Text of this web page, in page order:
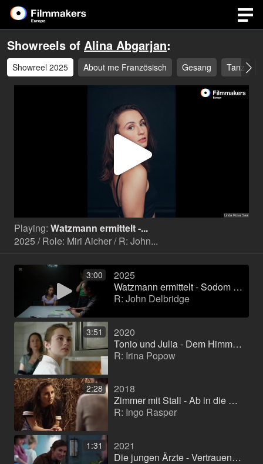
Showreels of Alina Abgarjan:
Showreel 2025 About me Französisch Gesang Tanz
Play
Video
Playing: Watzmann ermittelt -...
2025 / Role: Miri Aicher / R: John...
3:00
2025
Watzmann ermittelt - Sodom und Gomorrah (TV movie (series))
R: John Delbridge
3:51
2020
Tonio und Julia - Dem Himmel so nah
R: Irina Popow
2:28
2018
Zimmer mit Stall - Ab in die Berge
R: Ingo Rasper
1:31
2021
Die jungen Ärzte - Vertrauensverlust